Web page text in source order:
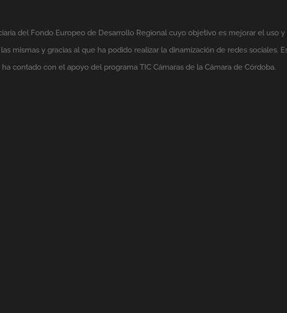
del Fondo Europeo de Desarrollo Regional cuyo objetivo es mejorar el uso
mismas y gracias al que ha podido realizar la dinamización de redes sociales.
ha contado con el apoyo del programa TIC Cámaras de la Cámara de Córdoba.